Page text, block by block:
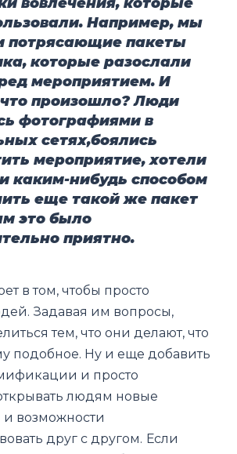
Например, мы
потрясающие пакеты
которые разослали
мероприятием. И
что произошло? Люди
фотографиями в
сетях,боялись
мероприятие, хотели
каким-нибудь способом
еще такой же пакет
это было
приятно.
в том, чтобы просто
Задавая им вопросы,
тем, что они делают, что
подобное. Ну и еще добавить
и просто
людям новые
возможности
друг с другом. Если